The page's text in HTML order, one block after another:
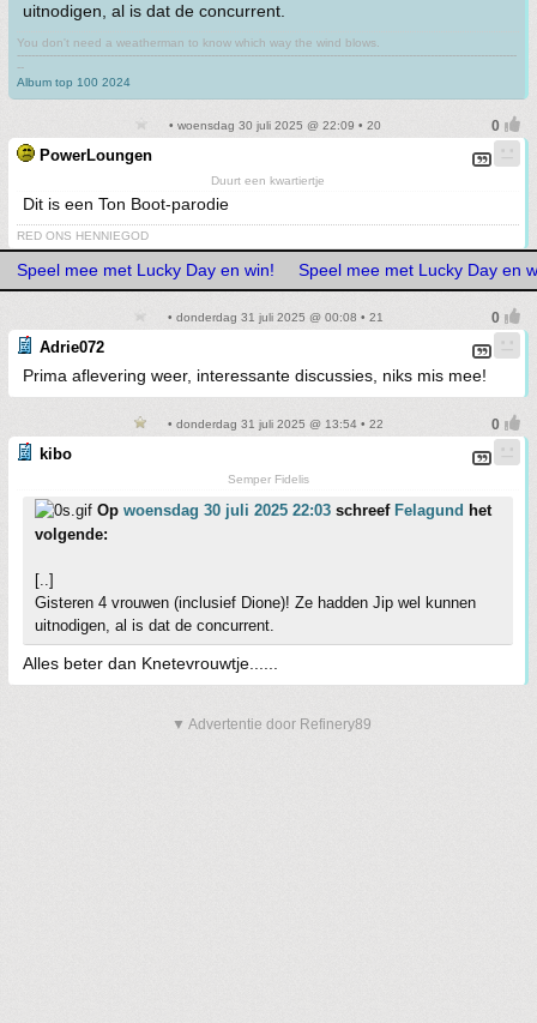
uitnodigen, al is dat de concurrent.
You don't need a weatherman to know which way the wind blows.
-------------------------------------------------------------------------------------------------------------------------------------------
--
Album top 100 2024
• woensdag 30 juli 2025 @ 22:09 • 20
PowerLoungen
Duurt een kwartiertje
Dit is een Ton Boot-parodie
RED ONS HENNIEGOD
Speel mee met Lucky Day en win! Speel mee met Lucky Day en
• donderdag 31 juli 2025 @ 00:08 • 21
Adrie072
Prima aflevering weer, interessante discussies, niks mis mee!
• donderdag 31 juli 2025 @ 13:54 • 22
kibo
Semper Fidelis
Op woensdag 30 juli 2025 22:03 schreef Felagund het
volgende:
[..]
Gisteren 4 vrouwen (inclusief Dione)! Ze hadden Jip wel kunnen
uitnodigen, al is dat de concurrent.
Alles beter dan Knetevrouwtje......
▼ Advertentie door Refinery89